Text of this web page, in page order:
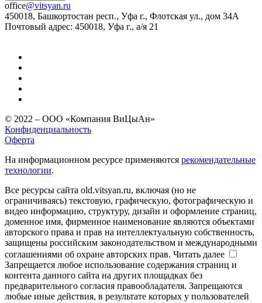
office@vitsyan.ru
450018, Башкортостан респ., Уфа г., Флотская ул., дом 34А
Почтовый адрес: 450018, Уфа г., а/я 21
© 2022 – ООО «Компания ВиЦыАн»
Конфиденциальность
Оферта
На информационном ресурсе применяются рекомендательные
технологии.
Все ресурсы сайта old.vitsyan.ru, включая (но не
ограничиваясь) текстовую, графическую, фотографическую и
видео информацию, структуру, дизайн и оформление страниц,
доменное имя, фирменное наименование являются объектами
авторского права и прав на интеллектуальную собственность,
защищены российским законодательством и международными
соглашениями об охране авторских прав. Читать далее
Запрещается любое использование содержания страниц и
контента данного сайта на других площадках без
предварительного согласия правообладателя. Запрещаются
любые иные действия, в результате которых у пользователей